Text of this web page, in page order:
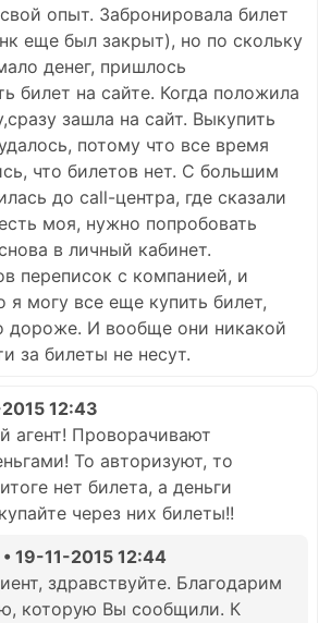
опыт. Забронировала билет
еще был закрыт), но по скольку
денег, пришлось
билет на сайте. Когда положила
зашла на сайт. Выкупить
потому что все время
что билетов нет. С большим
до call-центра, где сказали
моя, нужно попробовать
в личный кабинет.
переписок с компанией, и
я могу все еще купить билет,
дороже. И вообще они никакой
за билеты не несут.
12:43
агент! Проворачивают
То авторизуют, то
нет билета, а деньги
через них билеты!!
• 19-11-2015 12:44
здравствуйте. Благодарим
которую Вы сообщили. К